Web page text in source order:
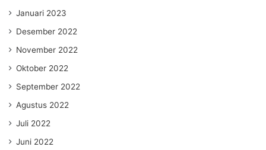
Januari 2023
Desember 2022
November 2022
Oktober 2022
September 2022
Agustus 2022
Juli 2022
Juni 2022